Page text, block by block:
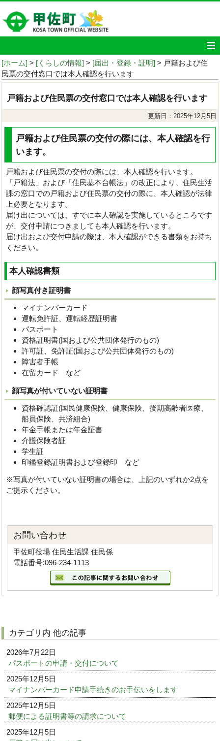
[ホーム] > [くらしの情報] > [届出・登録・証明] > 戸籍および住
民票の交付窓口では本人確認を行います
戸籍および住民票の交付窓口では本人確認を行います
更新日：2025年12月5日
戸籍および住民票の交付の際には、本人確認を行
います。
戸籍および住民票の交付の際には、本人確認を行います。
「戸籍法」および「住民基本台帳法」の改正により、住民生活
課の窓口での戸籍および住民票の交付の際に、本人確認が法律
上必要となります。
届け出については、すでに本人確認を実施しているところです
が、交付申請につきましても本人確認を行います。
届け出および交付申請の際は、本人確認ができる書類をお持ち
ください。
本人確認書類
顔写真付き証明書
マイナンバーカード
運転免許証、運転経歴証明書
パスポート
資格証明書(国および公共団体発行のもの)
許可証、免許証(国および公共団体発行のもの)
障害者手帳
在留カード など
顔写真が付いていない証明書
資格確認証(国民健康保険、健康保険、後期高齢者医療、
船員保険、共済組合)
年金手帳または年金証書
介護保険者証
学生証
印鑑登録証明書および登録印 など
※写真が付いていない証明書の場合は、上記のいずれか2点を
ご提示ください。
お問い合わせ
甲佐町役場 住民生活課 住民係
電話番号:096-234-1113
カテゴリ内 他の記事
2026年7月22日
パスポートの申請・交付について
2025年12月5日
マイナンバーカード申請手続きのお手伝いをします
2025年12月5日
郵便による証明書等の請求について
2025年12月5日